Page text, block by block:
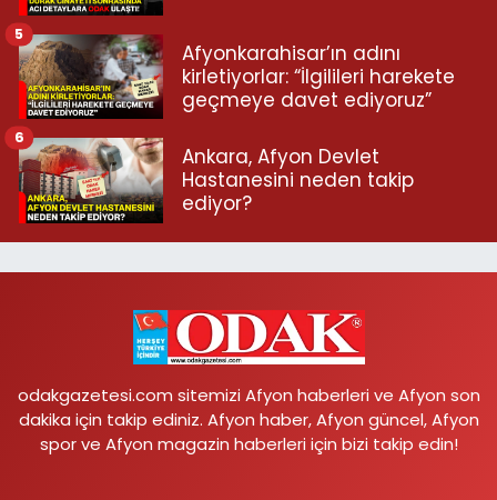
Afyonkarahisar’ın adını
kirletiyorlar: “İlgilileri harekete
geçmeye davet ediyoruz”
5
Ankara, Afyon Devlet
Hastanesini neden takip
ediyor?
6
odakgazetesi.com sitemizi Afyon haberleri ve Afyon son
dakika için takip ediniz. Afyon haber, Afyon güncel, Afyon
spor ve Afyon magazin haberleri için bizi takip edin!